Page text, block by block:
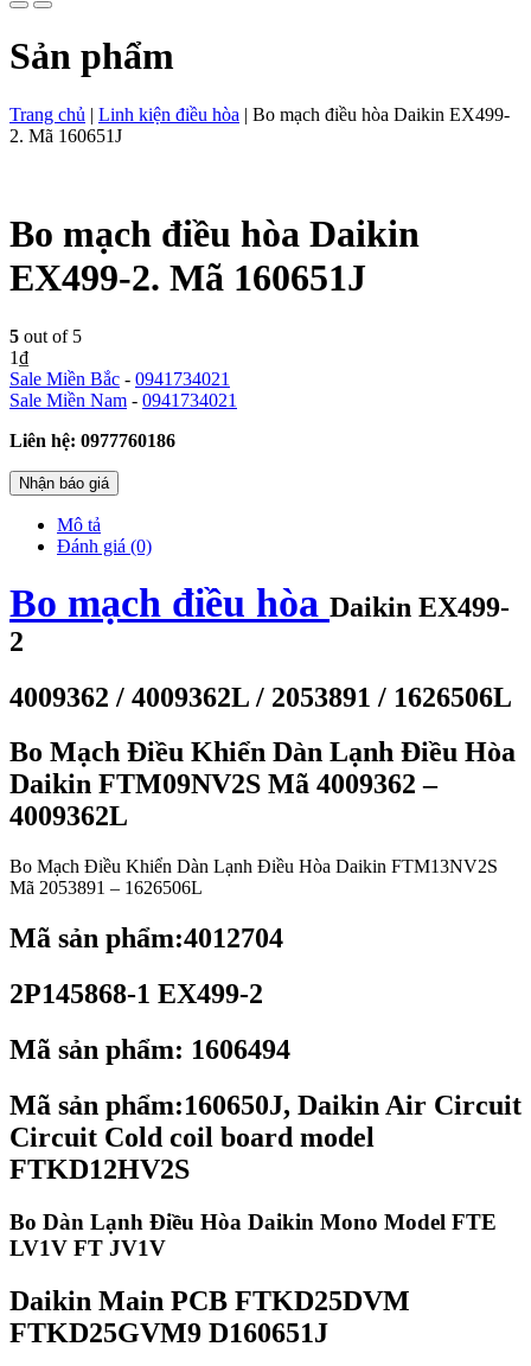
Sản phẩm
Trang chủ | Linh kiện điều hòa | Bo mạch điều hòa Daikin EX499-
2. Mã 160651J
Bo mạch điều hòa Daikin
EX499-2. Mã 160651J
5 out of 5
1₫
Sale Miền Bắc - 0941734021
Sale Miền Nam - 0941734021
Liên hệ: 0977760186
Nhận báo giá
Mô tả
Đánh giá (0)
Bo mạch điều hòa Daikin EX499-
2
4009362 / 4009362L / 2053891 / 1626506L
Bo Mạch Điều Khiển Dàn Lạnh Điều Hòa
Daikin FTM09NV2S Mã 4009362 –
4009362L
Bo Mạch Điều Khiển Dàn Lạnh Điều Hòa Daikin FTM13NV2S
Mã 2053891 – 1626506L
Mã sản phẩm:4012704
2P145868-1 EX499-2
Mã sản phẩm: 1606494
Mã sản phẩm:160650J, Daikin Air Circuit
Circuit Cold coil board model
FTKD12HV2S
Bo Dàn Lạnh Điều Hòa Daikin Mono Model FTE
LV1V FT JV1V
Daikin Main PCB FTKD25DVM
FTKD25GVM9 D160651J